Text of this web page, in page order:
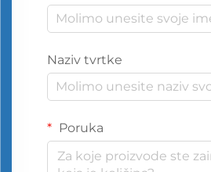
Naziv tvrtke
Poruka